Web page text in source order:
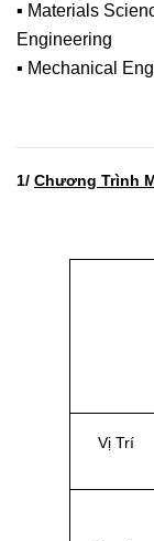
▪ Materials
Engineering
▪ Mechanical
1/ Chương Trình
Vị Trí